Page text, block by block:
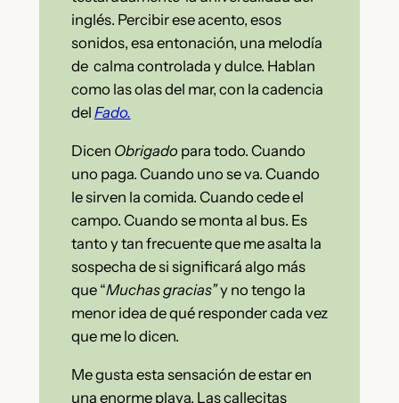
inglés. Percibir ese acento, esos
sonidos, esa entonación, una melodía
de calma controlada y dulce. Hablan
como las olas del mar, con la cadencia
del Fado.
Dicen Obrigado para todo. Cuando
uno paga. Cuando uno se va. Cuando
le sirven la comida. Cuando cede el
campo. Cuando se monta al bus. Es
tanto y tan frecuente que me asalta la
sospecha de si significará algo más
que “Muchas gracias”y no tengo la
menor idea de qué responder cada vez
que me lo dicen.
Me gusta esta sensación de estar en
una enorme playa. Las callecitas